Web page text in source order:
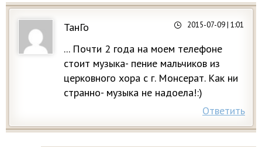
ТанГо 2015-07-09| 1:01
... Почти 2 года на моем телефoне
стоит музыка- пение мальчиков из
церковного хора с г. Монсерат. Как ни
странно- музыка не надоела!:)
Ответить